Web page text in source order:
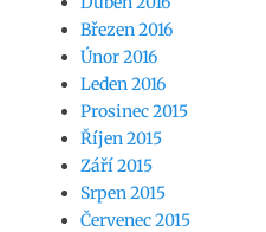
Březen 2016
Únor 2016
Leden 2016
Prosinec 2015
Říjen 2015
Září 2015
Srpen 2015
Červenec 2015